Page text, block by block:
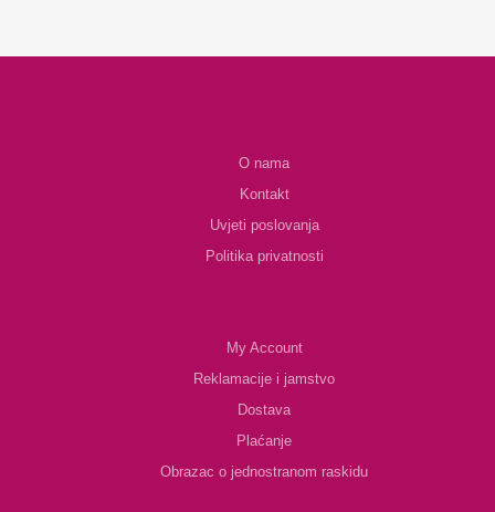
O nama
Kontakt
Uvjeti poslovanja
Politika privatnosti
My Account
Reklamacije i jamstvo
Dostava
Plaćanje
Obrazac o jednostranom raskidu